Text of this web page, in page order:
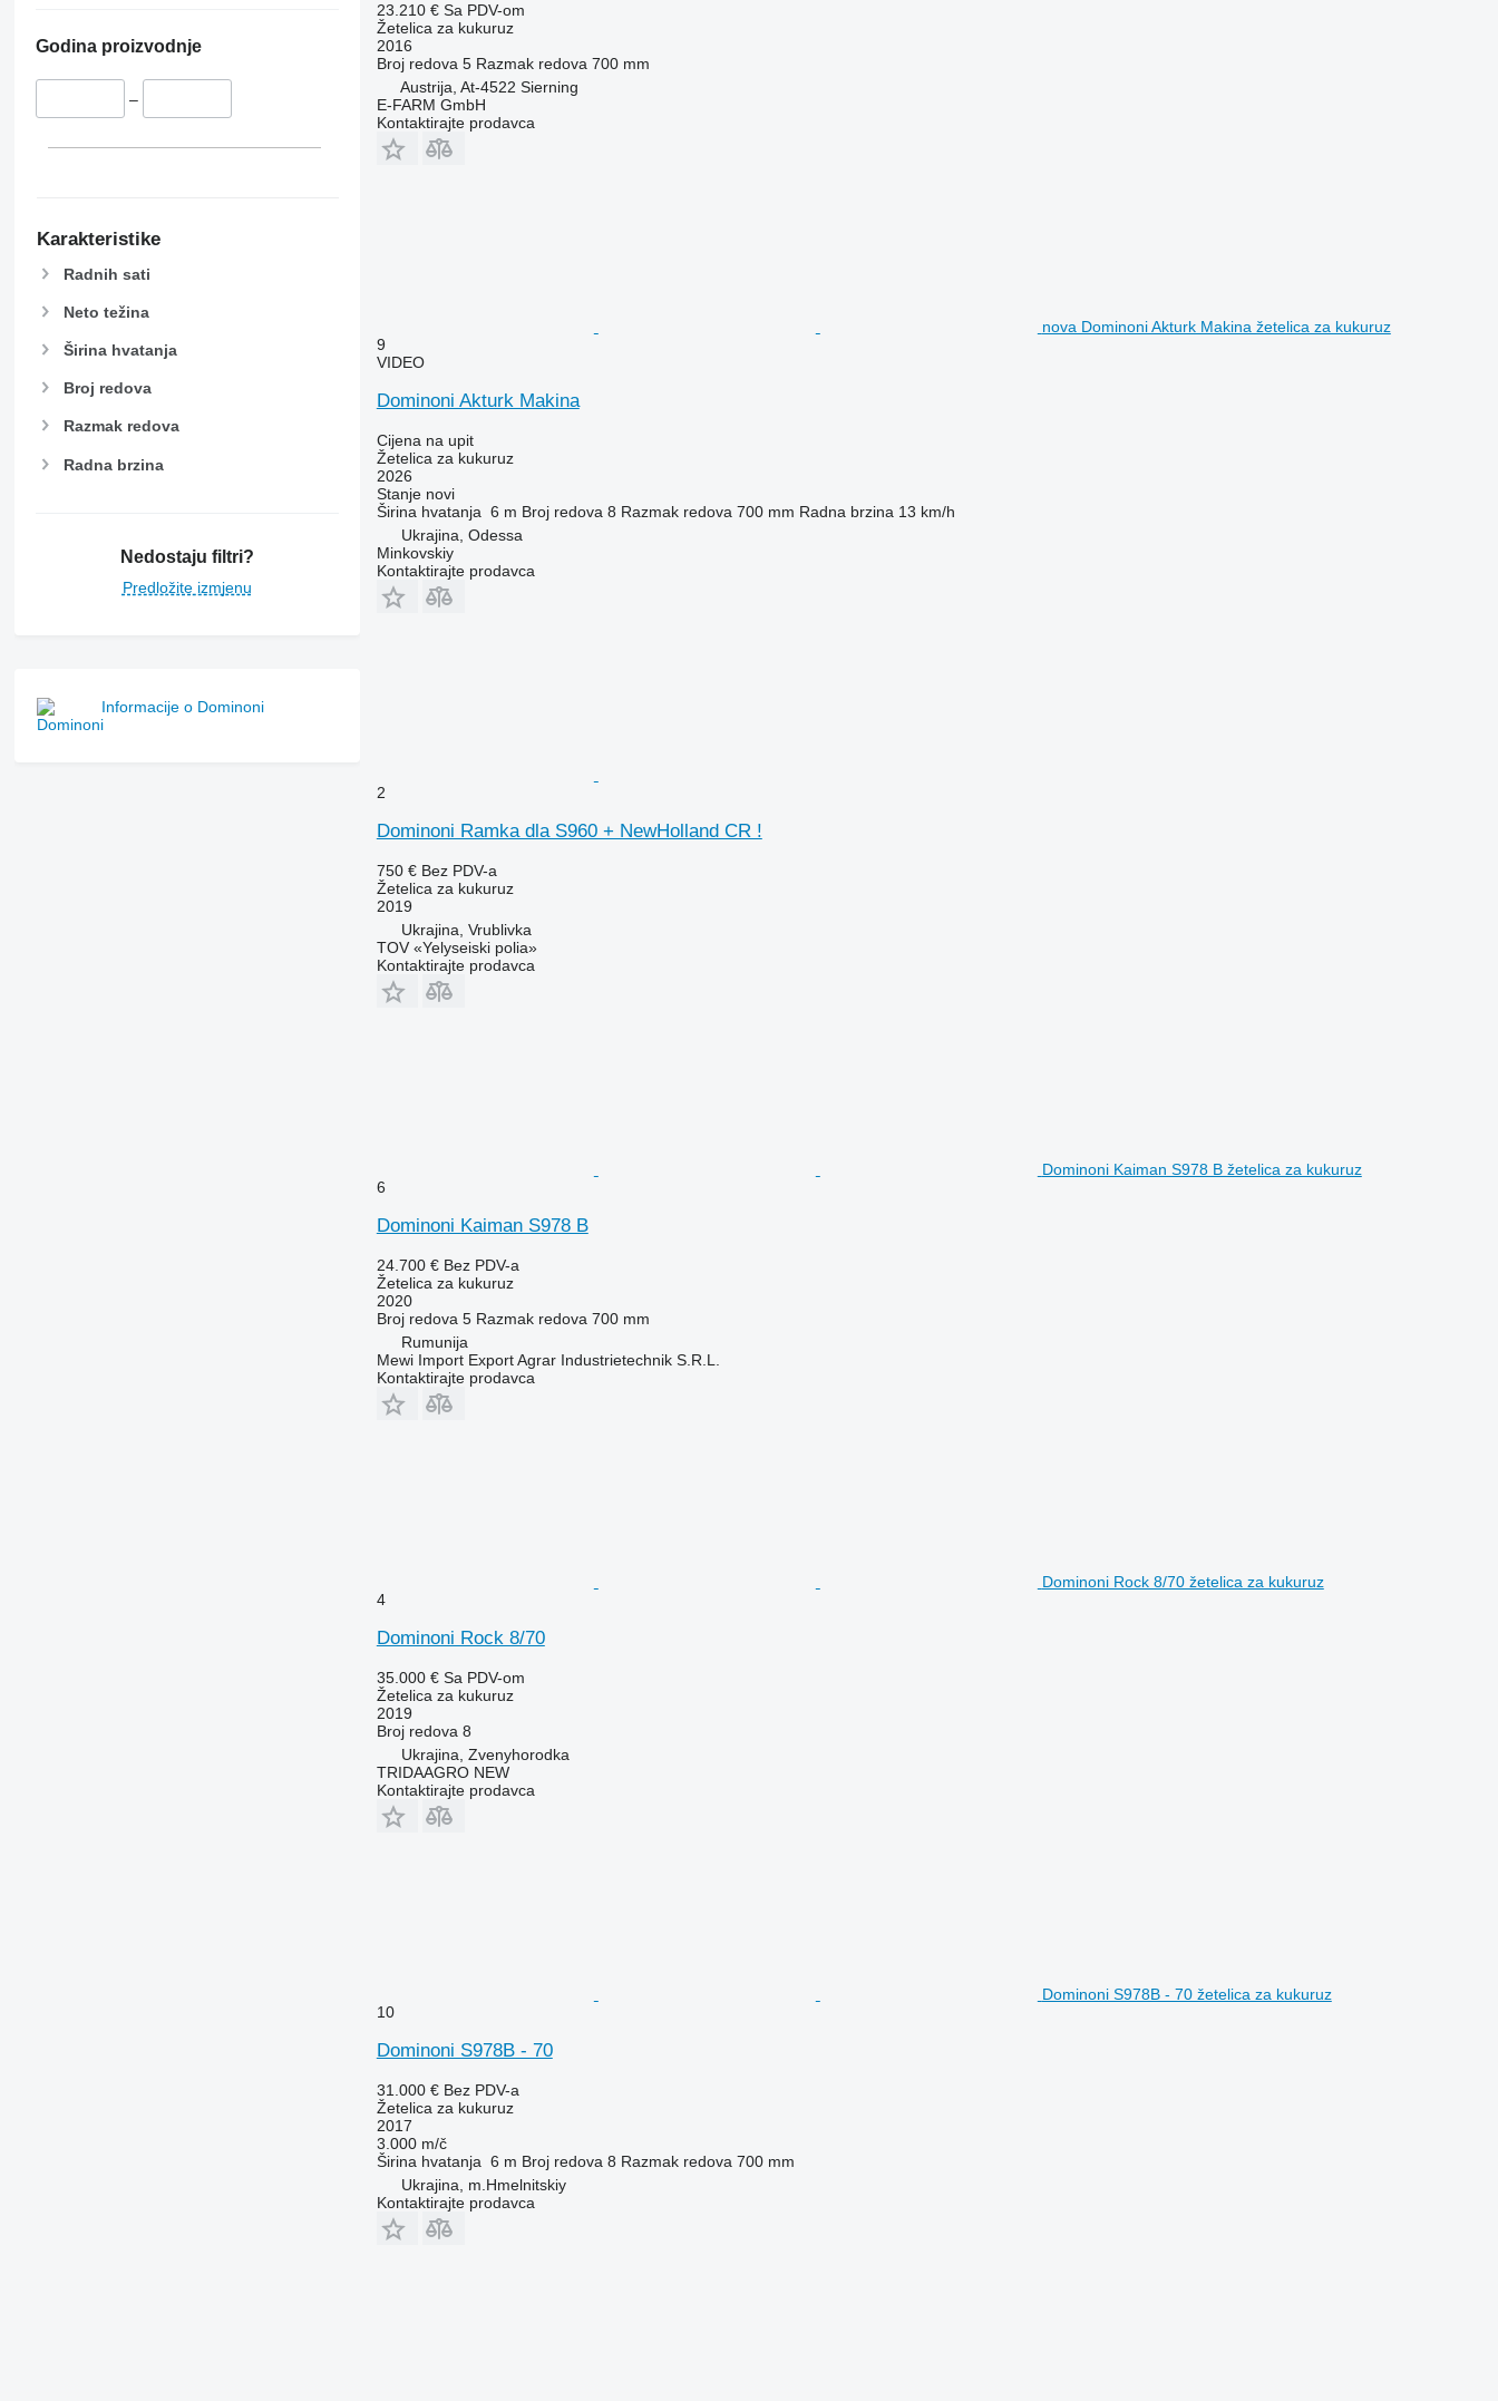
Godina proizvodnje
–
Karakteristike
Radnih sati
Neto težina
Širina hvatanja
Broj redova
Razmak redova
Radna brzina
Nedostaju filtri?
Predložite izmjenu
Informacije o Dominoni
23.210 € Sa PDV-om
Žetelica za kukuruz
2016
Broj redova 5 Razmak redova 700 mm
Austrija, At-4522 Sierning
E-FARM GmbH
Kontaktirajte prodavca
nova Dominoni Akturk Makina žetelica za kukuruz
9
VIDEO
Dominoni Akturk Makina
Cijena na upit
Žetelica za kukuruz
2026
Stanjenovi
Širina hvatanja 6 m Broj redova 8 Razmak redova 700 mm Radna brzina 13 km/h
Ukrajina, Odessa
Minkovskiy
Kontaktirajte prodavca
2
Dominoni Ramka dla S960 + NewHolland CR !
750 € Bez PDV-a
Žetelica za kukuruz
2019
Ukrajina, Vrublivka
TOV «Yelyseiski polia»
Kontaktirajte prodavca
Dominoni Kaiman S978 B žetelica za kukuruz
6
Dominoni Kaiman S978 B
24.700 € Bez PDV-a
Žetelica za kukuruz
2020
Broj redova 5 Razmak redova 700 mm
Rumunija
Mewi Import Export Agrar Industrietechnik S.R.L.
Kontaktirajte prodavca
Dominoni Rock 8/70 žetelica za kukuruz
4
Dominoni Rock 8/70
35.000 € Sa PDV-om
Žetelica za kukuruz
2019
Broj redova 8
Ukrajina, Zvenyhorodka
TRIDAAGRO NEW
Kontaktirajte prodavca
Dominoni S978B - 70 žetelica za kukuruz
10
Dominoni S978B - 70
31.000 € Bez PDV-a
Žetelica za kukuruz
2017
3.000 m/č
Širina hvatanja 6 m Broj redova 8 Razmak redova 700 mm
Ukrajina, m.Hmelnitskiy
Kontaktirajte prodavca